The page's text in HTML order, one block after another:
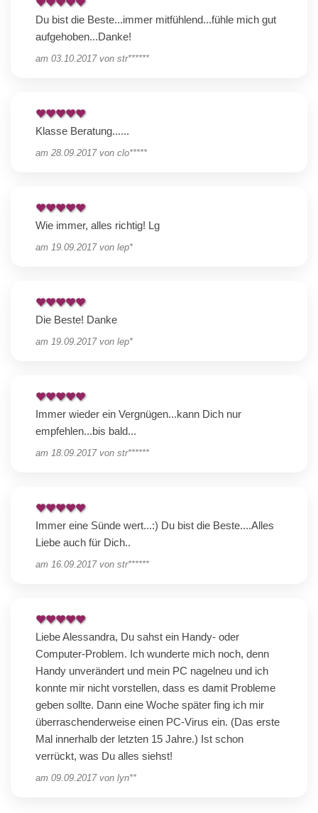
Du bist die Beste...immer mitfühlend...fühle mich gut
aufgehoben...Danke!
am 03.10.2017 von str******
Klasse Beratung......
am 28.09.2017 von clo*****
Wie immer, alles richtig! Lg
am 19.09.2017 von lep*
Die Beste! Danke
am 19.09.2017 von lep*
Immer wieder ein Vergnügen...kann Dich nur
empfehlen...bis bald...
am 18.09.2017 von str******
Immer eine Sünde wert...:) Du bist die Beste....Alles
Liebe auch für Dich..
am 16.09.2017 von str******
Liebe Alessandra, Du sahst ein Handy- oder
Computer-Problem. Ich wunderte mich noch, denn
Handy unverändert und mein PC nagelneu und ich
konnte mir nicht vorstellen, dass es damit Probleme
geben sollte. Dann eine Woche später fing ich mir
überraschenderweise einen PC-Virus ein. (Das erste
Mal innerhalb der letzten 15 Jahre.) Ist schon
verrückt, was Du alles siehst!
am 09.09.2017 von lyn**